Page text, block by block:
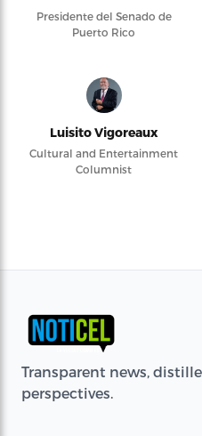
Presidente del Senado de
Puerto Rico
Luisito Vigoreaux
Cultural and Entertainment
Columnist
Transparent news,
perspectives.